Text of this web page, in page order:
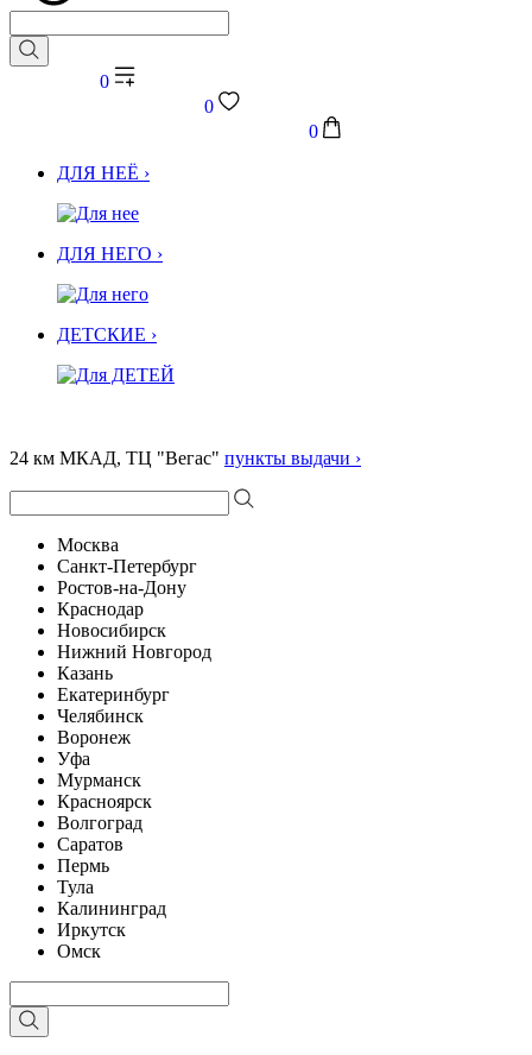
0
0
0
ДЛЯ НЕЁ ›
ДЛЯ НЕГО ›
ДЕТСКИЕ ›
24 км МКАД, ТЦ "Вегас" пункты выдачи ›
Москва
Санкт-Петербург
Ростов-на-Дону
Краснодар
Новосибирск
Нижний Новгород
Казань
Екатеринбург
Челябинск
Воронеж
Уфа
Мурманск
Красноярск
Волгоград
Саратов
Пермь
Тула
Калининград
Иркутск
Омск